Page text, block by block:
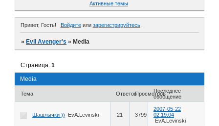
Активные темы
Привет, Гость! Войдитеили зарегистрируйтесь.
»Evil Avenger's »Media
Media
Страница:1
Тема ОтветовПросмотровПоследнее
сообщение
Шашлычки )) EvA.Levinski 21 3799
2007-05-22
02:19:04
EvA.Levinski